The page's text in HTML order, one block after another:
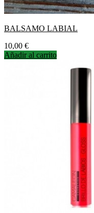
BALSAMO LABIAL
Precio
10,00 €
Añadir al carrito